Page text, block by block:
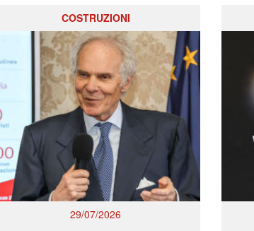
COSTRUZIONI
29/07/2026